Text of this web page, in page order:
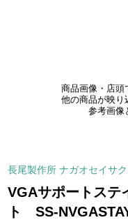
商品画像・店頭
他の商品が映り
参考画像
長尾製作所 ナガオセイサク
VGAサポートステ
ト SS-